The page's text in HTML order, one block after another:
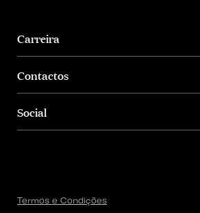
Carreira
Contactos
Social
Termos e Condições